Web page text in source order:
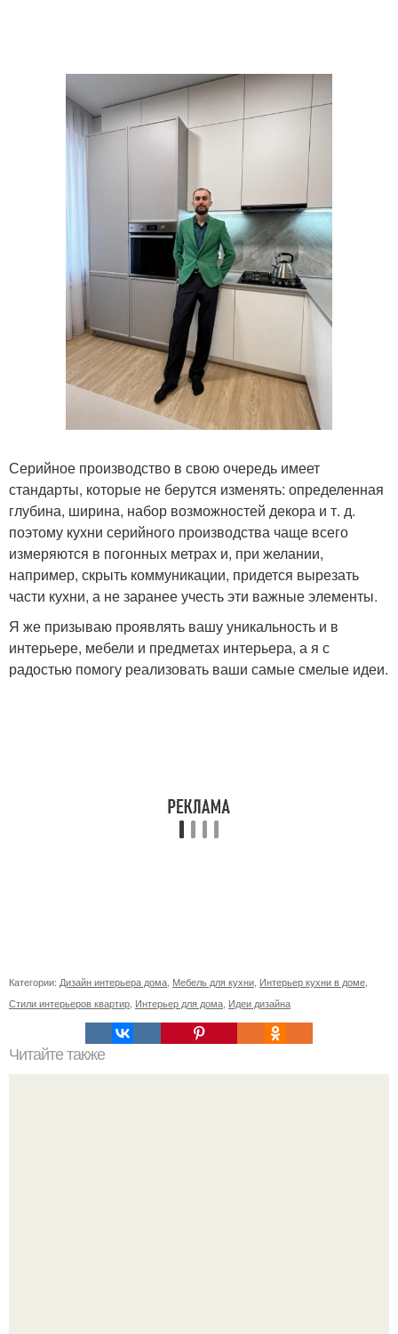
Серийное производство в свою очередь имеет
стандарты, которые не берутся изменять: определенная
глубина, ширина, набор возможностей декора и т. д.
поэтому кухни серийного производства чаще всего
измеряются в погонных метрах и, при желании,
например, скрыть коммуникации, придется вырезать
части кухни, а не заранее учесть эти важные элементы.
Я же призываю проявлять вашу уникальность и в
интерьере, мебели и предметах интерьера, а я с
радостью помогу реализовать ваши самые смелые идеи.
Категории: Дизайн интерьера дома Мебель для кухни Интерьер кухни в доме
Стили интерьеров квартир Интерьер для дома Идеи дизайна
Читайте также